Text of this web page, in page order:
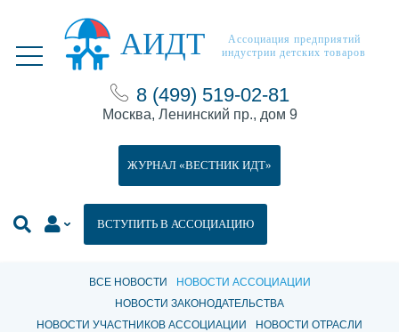
АИДТ
Ассоциация предприятий
индустрии детских товаров
8 (499) 519-02-81
Москва, Ленинский пр., дом 9
ВСТУПИТЬ В АССОЦИАЦИЮ
ЖУРНАЛ «ВЕСТНИК ИДТ»
ВСЕ НОВОСТИ
НОВОСТИ АССОЦИАЦИИ
НОВОСТИ ЗАКОНОДАТЕЛЬСТВА
НОВОСТИ УЧАСТНИКОВ АССОЦИАЦИИ
НОВОСТИ ОТРАСЛИ